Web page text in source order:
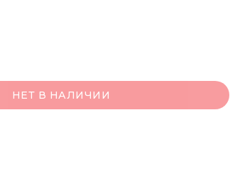
НЕТ В НАЛИЧИИ